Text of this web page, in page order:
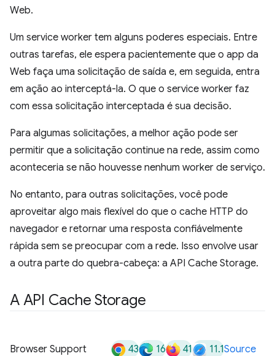
Web.
Um service worker tem alguns poderes especiais. Entre
outras tarefas, ele espera pacientemente que o app da
Web faça uma solicitação de saída e, em seguida, entra
em ação ao interceptá-la. O que o service worker faz
com essa solicitação interceptada é sua decisão.
Para algumas solicitações, a melhor ação pode ser
permitir que a solicitação continue na rede, assim como
aconteceria se não houvesse nenhum worker de serviço.
No entanto, para outras solicitações, você pode
aproveitar algo mais flexível do que o cache HTTP do
navegador e retornar uma resposta confiávelmente
rápida sem se preocupar com a rede. Isso envolve usar
a outra parte do quebra-cabeça: a API Cache Storage.
A API Cache Storage
Browser Support 43 16 41 11.1Source